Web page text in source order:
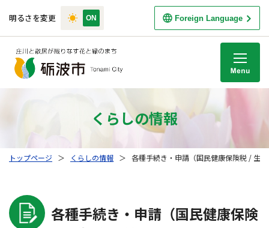
明るさを変更 Foreign Language
くらしの情報
トップページ ＞ くらしの情報 ＞ 各種手続き・申請（国民健康保険税 / 生
各種手続き・申請（国民健康保険